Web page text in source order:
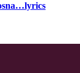
Josna…lyrics